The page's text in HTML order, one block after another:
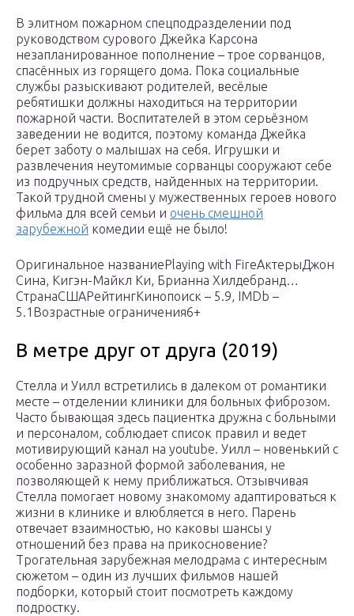
В элитном пожарном спецподразделении под
руководством сурового Джейка Карсона
незапланированное пополнение – трое сорванцов,
спасённых из горящего дома. Пока социальные
службы разыскивают родителей, весёлые
ребятишки должны находиться на территории
пожарной части. Воспитателей в этом серьёзном
заведении не водится, поэтому команда Джейка
берет заботу о малышах на себя. Игрушки и
развлечения неутомимые сорванцы сооружают себе
из подручных средств, найденных на территории.
Такой трудной смены у мужественных героев нового
фильма для всей семьи и очень смешной
зарубежной комедии ещё не было!
Оригинальное названиеPlaying with FireАктерыДжон
Сина, Кигэн-Майкл Ки, Брианна Хилдебранд…
СтранаСШАРейтингКинопоиск – 5.9, IMDb –
5.1Возрастные ограничения6+
В метре друг от друга (2019)
Стелла и Уилл встретились в далеком от романтики
месте – отделении клиники для больных фиброзом.
Часто бывающая здесь пациентка дружна с больными
и персоналом, соблюдает список правил и ведет
мотивирующий канал на youtube. Уилл – новенький с
особенно заразной формой заболевания, не
позволяющей к нему приближаться. Отзывчивая
Стелла помогает новому знакомому адаптироваться к
жизни в клинике и влюбляется в него. Парень
отвечает взаимностью, но каковы шансы у
отношений без права на прикосновение?
Трогательная зарубежная мелодрама с интересным
сюжетом – один из лучших фильмов нашей
подборки, который стоит посмотреть каждому
подростку.